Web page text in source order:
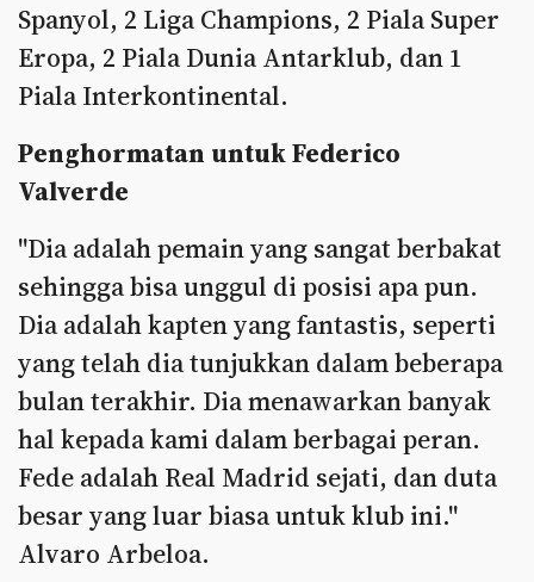
Spanyol, 2 Liga Champions, 2 Piala Super
Eropa, 2 Piala Dunia Antarklub, dan 1
Piala Interkontinental.
Penghormatan untuk Federico
Valverde
"Dia adalah pemain yang sangat berbakat
sehingga bisa unggul di posisi apa pun.
Dia adalah kapten yang fantastis, seperti
yang telah dia tunjukkan dalam beberapa
bulan terakhir. Dia menawarkan banyak
hal kepada kami dalam berbagai peran.
Fede adalah Real Madrid sejati, dan duta
besar yang luar biasa untuk klub ini."
Alvaro Arbeloa.